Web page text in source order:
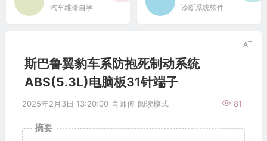
汽车维修自学 诊断系统软件
斯巴鲁翼豹车系防抱死制动系统
ABS(5.3L)电脑板31针端子
2025年2月3日 13:20:00 肖师傅 81
阅读模式
摘要